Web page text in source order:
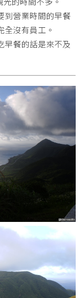
到營業時間的早餐
沒有員工。
早餐的話是來不及